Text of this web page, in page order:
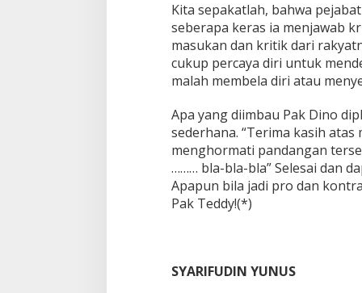
Kita sepakatlah, bahwa
seberapa keras ia menjawab
masukan dan kritik dari
cukup percaya diri untuk
malah membela diri atau
Apa yang diimbau Pak Dino
sederhana. “Terima kasih
menghormati pandangan
……… bla-bla-bla” Selesai dan
Apapun bila jadi pro dan
Pak Teddy!(*)
SYARIFUDIN YUNUS